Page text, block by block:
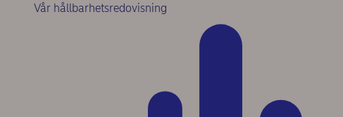
Vår hållbarhetsredovisning